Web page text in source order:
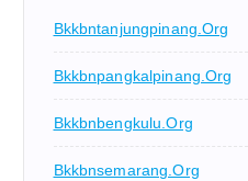
Bkkbntanjungpinang.org
Bkkbnpangkalpinang.org
Bkkbnbengkulu.org
Bkkbnsemarang.org